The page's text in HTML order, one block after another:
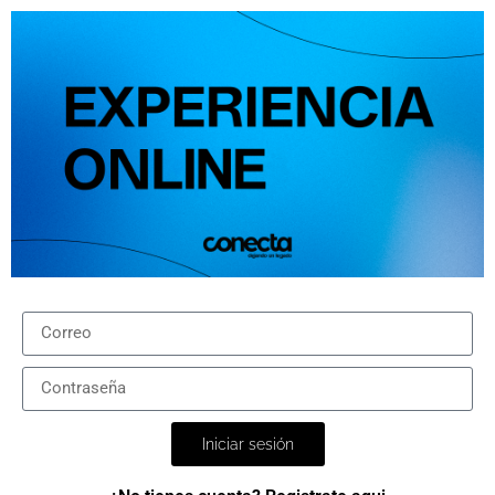
Iniciar sesión